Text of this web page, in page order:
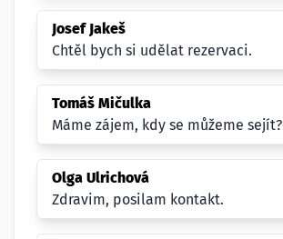
Josef Jakeš
Chtěl bych si udělat rezervaci.
Tomáš Mičulka
Máme zájem, kdy se můžeme sejít?
Olga Ulrichová
Zdravim, posilam kontakt.